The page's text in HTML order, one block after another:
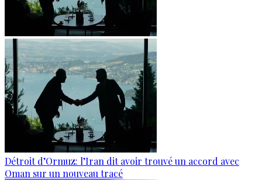
Détroit d’Ormuz: l’Iran dit avoir trouvé un accord avec
Oman sur un nouveau tracé